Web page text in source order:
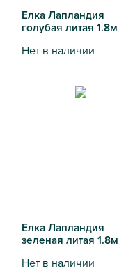
Елка Лапландия
голубая литая 1.8м
Нет в наличии
Елка Лапландия
зеленая литая 1.8м
Нет в наличии